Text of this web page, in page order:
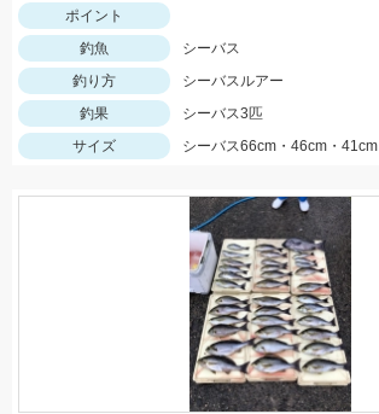
ポイント
釣魚
シーバス
釣り方
シーバスルアー
釣果
シーバス3匹
サイズ
シーバス66cm・46cm・41cm